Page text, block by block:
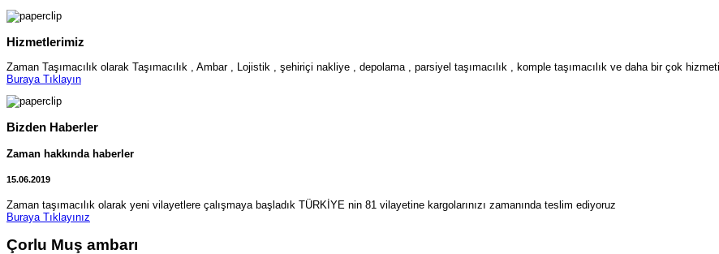
Hizmetlerimiz
Zaman Taşımacılık olarak Taşımacılık , Ambar , Lojistik , şehiriçi nakliye , depolama , parsiyel taşımacılık , komple taşımacılık ve daha bir çok
Buraya Tıklayın
Bizden Haberler
Zaman hakkında haberler
15.06.2019
Zaman taşımacılık olarak yeni vilayetlere çalışmaya başladık TÜRKİYE nin 81 vilayetine kargolarınızı zamanında teslim ediyoruz
Buraya Tıklayınız
Çorlu Muş ambarı